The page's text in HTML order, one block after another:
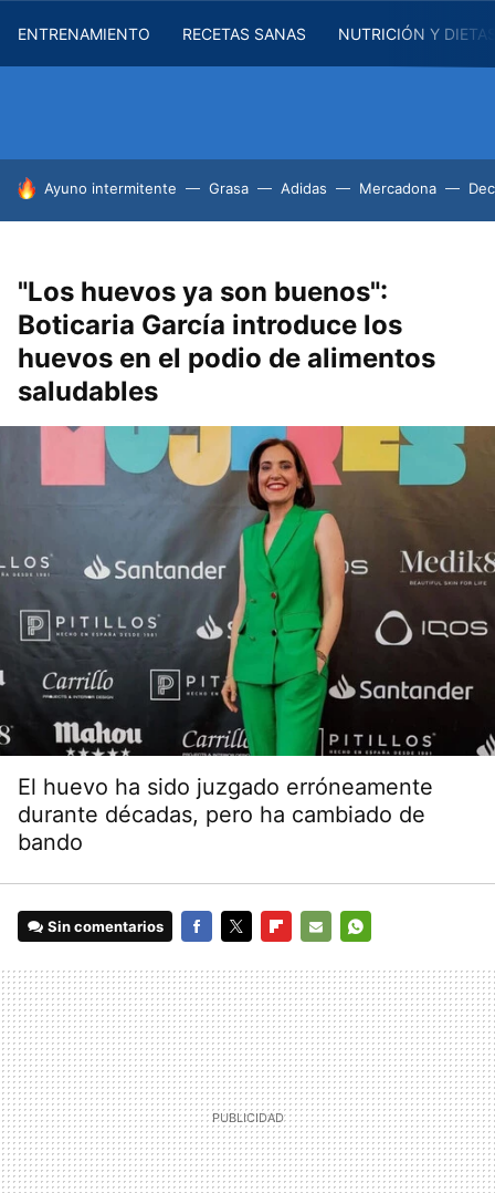
ENTRENAMIENTO RECETAS SANAS NUTRICIÓN Y
HOY SE HABLA DE
Ayuno intermitente Grasa Adidas Mercadona
"Los huevos ya son buenos":
Boticaria García introduce los
huevos en el podio de alimentos
saludables
El huevo ha sido juzgado erróneamente
durante décadas, pero ha cambiado de
bando
Sin comentarios
MAIL